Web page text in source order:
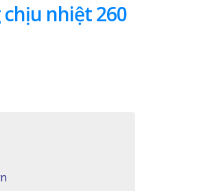
nhiệt 260